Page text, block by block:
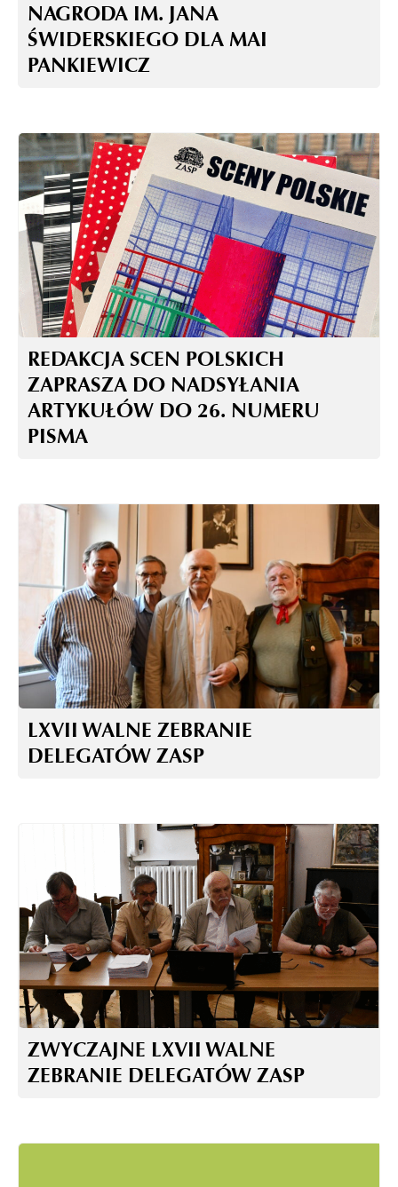
NAGRODA IM. JANA
ŚWIDERSKIEGO DLA MAI
PANKIEWICZ
REDAKCJA SCEN POLSKICH
ZAPRASZA DO NADSYŁANIA
ARTYKUŁÓW DO 26. NUMERU
PISMA
LXVII WALNE ZEBRANIE
DELEGATÓW ZASP
ZWYCZAJNE LXVII WALNE
ZEBRANIE DELEGATÓW ZASP